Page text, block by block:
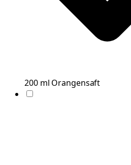
200 ml Orangensaft